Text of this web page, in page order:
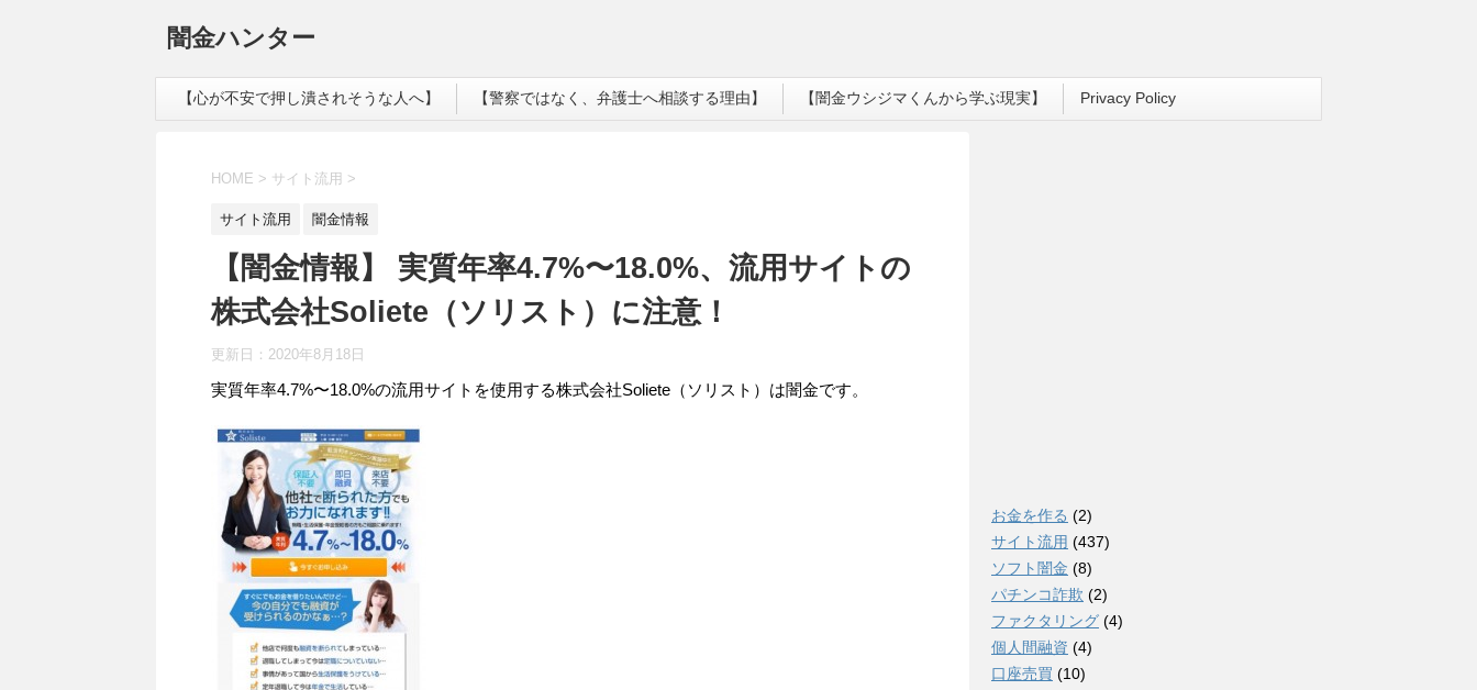
闇金ハンター
【心が不安で押し潰されそうな人へ】 【警察ではなく、弁護士へ相談する理由】 【闇金ウシジマくんから学ぶ現実】 Privacy Policy
HOME > サイト流用 >
サイト流用 闇金情報
【闇金情報】 実質年率4.7%〜18.0%、流用サイトの
株式会社Soliete（ソリスト）に注意！
更新日： 2020年8月18日
実質年率4.7%〜18.0%の流用サイトを使用する株式会社Soliete（ソリスト）は闇金です。
お金を作る (2)
サイト流用 (437)
ソフト闇金 (8)
パチンコ詐欺 (2)
ファクタリング (4)
個人間融資 (4)
口座売買 (10)